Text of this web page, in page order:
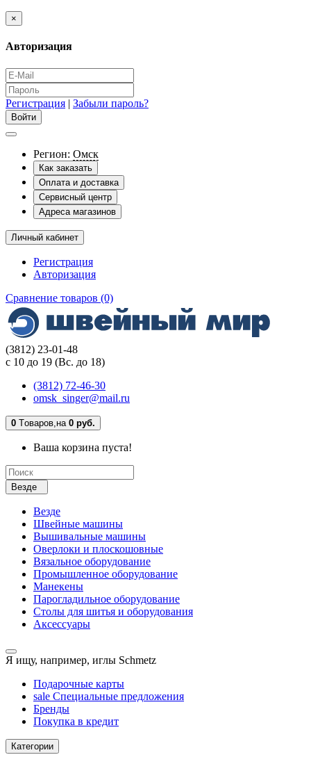
×
Авторизация
Регистрация | Забыли пароль?
Регион: Омск
Как заказать
Оплата и доставка
Сервисный центр
Адреса магазинов
Личный кабинет
Регистрация
Авторизация
Сравнение товаров (0)
(3812) 23-01-48
с 10 до 19 (Вс. до 18)
(3812) 72-46-30
omsk_singer@mail.ru
0 Tоваров,на 0 руб.
Ваша корзина пуста!
Везде
Везде
Швейные машины
Вышивальные машины
Оверлоки и плоскошовные
Вязальное оборудование
Промышленное оборудование
Манекены
Парогладильное оборудование
Столы для шитья и оборудования
Аксессуары
Я ищу, например, иглы Schmetz
Подарочные карты
sale Специальные предложения
Бренды
Покупка в кредит
Категории